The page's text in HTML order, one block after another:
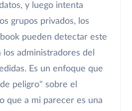
y luego intenta
grupos privados, los
pueden detectar este
administradores del
Es un enfoque que
peligro" sobre el
que a mi parecer es una